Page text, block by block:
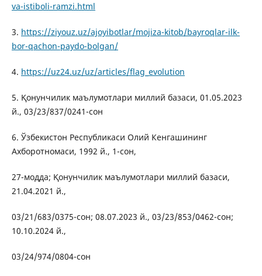
va-istiboli-ramzi.html
3. https://ziyouz.uz/ajoyibotlar/mojiza-kitob/bayroqlar-ilk-
bor-qachon-paydo-bolgan/
4. https://uz24.uz/uz/articles/flag_evolution
5. Қонунчилик маълумотлари миллий базаси, 01.05.2023
й., 03/23/837/0241-сон
6. Ўзбекистон Республикаси Олий Кенгашининг
Ахборотномаси, 1992 й., 1-сон,
27-модда; Қонунчилик маълумотлари миллий базаси,
21.04.2021 й.,
03/21/683/0375-сон; 08.07.2023 й., 03/23/853/0462-сон;
10.10.2024 й.,
03/24/974/0804-сон